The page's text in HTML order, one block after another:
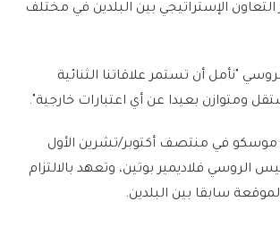
التعاون الإستراتيجي بين البلدين في مختلف
"نأمل أن تستمر علاقاتنا الثنائية
ومتوازن بعيدا عن أي اعتبارات خارجية".
موسكو في منتصف أكتوبر/تشرين الأول
الروسي فلاديمير بوتين، وتعهد بالالتزام
سابقا بين البلدين.